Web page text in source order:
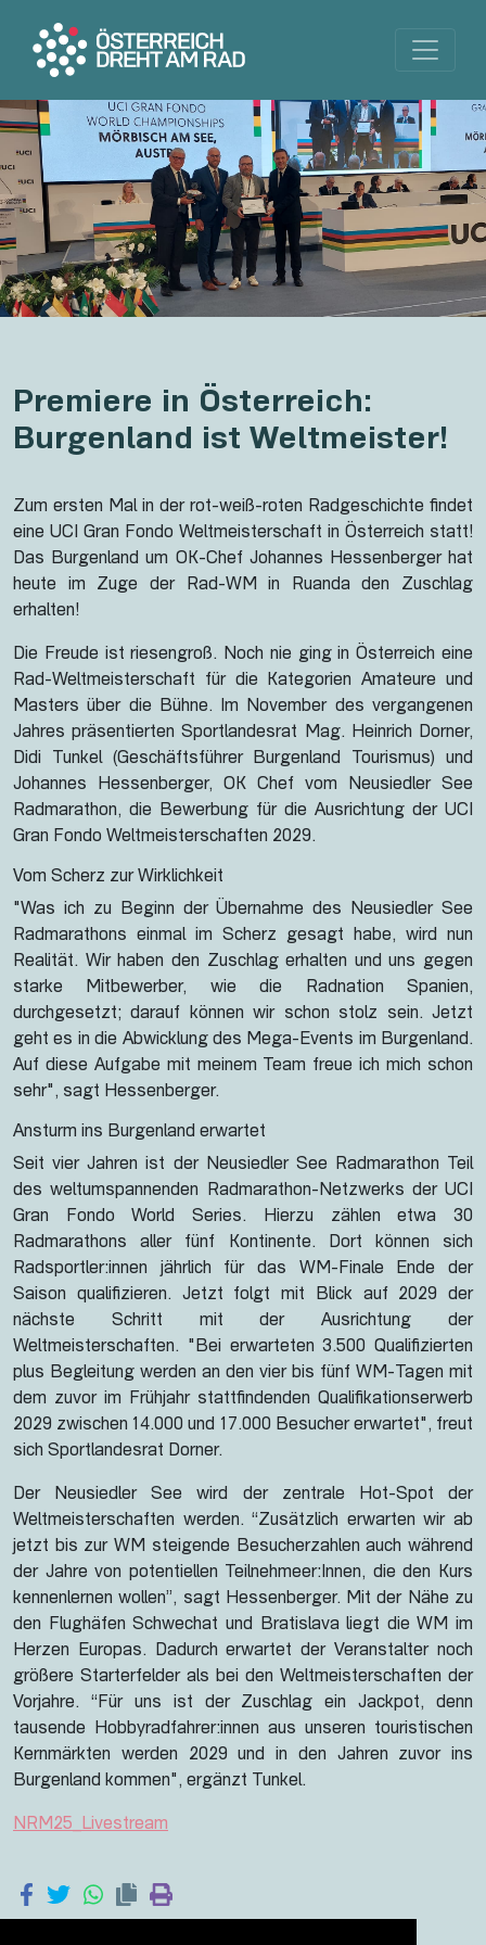
Premiere in Österreich:
Burgenland ist Weltmeister!
Zum ersten Mal in der rot-weiß-roten Radgeschichte findet
eine UCI Gran Fondo Weltmeisterschaft in Österreich statt!
Das Burgenland um OK-Chef Johannes Hessenberger hat
heute im Zuge der Rad-WM in Ruanda den Zuschlag
erhalten!
Die Freude ist riesengroß. Noch nie ging in Österreich eine
Rad-Weltmeisterschaft für die Kategorien Amateure und
Masters über die Bühne. Im November des vergangenen
Jahres präsentierten Sportlandesrat Mag. Heinrich Dorner,
Didi Tunkel (Geschäftsführer Burgenland Tourismus) und
Johannes Hessenberger, OK Chef vom Neusiedler See
Radmarathon, die Bewerbung für die Ausrichtung der UCI
Gran Fondo Weltmeisterschaften 2029.
Vom Scherz zur Wirklichkeit
"Was ich zu Beginn der Übernahme des Neusiedler See
Radmarathons einmal im Scherz gesagt habe, wird nun
Realität. Wir haben den Zuschlag erhalten und uns gegen
starke Mitbewerber, wie die Radnation Spanien,
durchgesetzt; darauf können wir schon stolz sein. Jetzt
geht es in die Abwicklung des Mega-Events im Burgenland.
Auf diese Aufgabe mit meinem Team freue ich mich schon
sehr", sagt Hessenberger.
Ansturm ins Burgenland erwartet
Seit vier Jahren ist der Neusiedler See Radmarathon Teil
des weltumspannenden Radmarathon-Netzwerks der UCI
Gran Fondo World Series. Hierzu zählen etwa 30
Radmarathons aller fünf Kontinente. Dort können sich
Radsportler:innen jährlich für das WM-Finale Ende der
Saison qualifizieren. Jetzt folgt mit Blick auf 2029 der
nächste Schritt mit der Ausrichtung der
Weltmeisterschaften. "Bei erwarteten 3.500 Qualifizierten
plus Begleitung werden an den vier bis fünf WM-Tagen mit
dem zuvor im Frühjahr stattfindenden Qualifikationserwerb
2029 zwischen 14.000 und 17.000 Besucher erwartet", freut
sich Sportlandesrat Dorner.
Der Neusiedler See wird der zentrale Hot-Spot der
Weltmeisterschaften werden. “Zusätzlich erwarten wir ab
jetzt bis zur WM steigende Besucherzahlen auch während
der Jahre von potentiellen Teilnehmeer:Innen, die den Kurs
kennenlernen wollen”, sagt Hessenberger. Mit der Nähe zu
den Flughäfen Schwechat und Bratislava liegt die WM im
Herzen Europas. Dadurch erwartet der Veranstalter noch
größere Starterfelder als bei den Weltmeisterschaften der
Vorjahre. “Für uns ist der Zuschlag ein Jackpot, denn
tausende Hobbyradfahrer:innen aus unseren touristischen
Kernmärkten werden 2029 und in den Jahren zuvor ins
Burgenland kommen", ergänzt Tunkel.
NRM25_Livestream